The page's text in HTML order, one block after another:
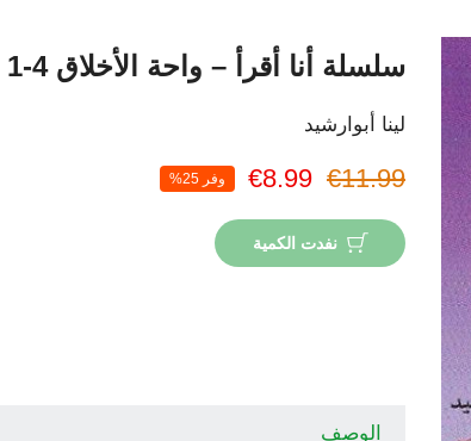
سلسلة أنا أقرأ – واحة الأخلاق 4-1
لينا أبوارشيد
€11.99
€8.99 وفر 25%
نفدت الكمية
الوصف